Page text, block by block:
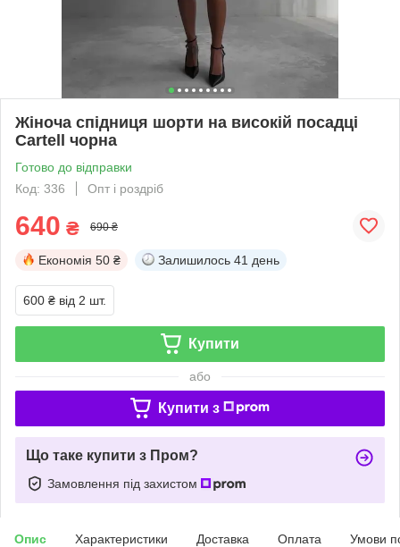
Жіноча спідниця шорти на високій посадці
Cartell чорна
Готово до відправки
Код: 336
Опт і роздріб
640 ₴ 690 ₴
Економія 50 ₴ Залишилось 41 день
600 ₴ від 2 шт.
Купити
або
Купити з
Що таке купити з Пром?
Замовлення під захистом
Опис Характеристики Доставка Оплата Умови